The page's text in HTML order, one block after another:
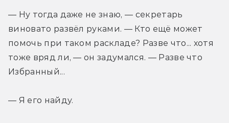
— Ну тогда даже не знаю, — секретарь
виновато развёл руками. — Кто ещё может
помочь при таком раскладе? Разве что... хотя
тоже вряд ли, — он задумался. — Разве что
Избранный...
— Я его найду.